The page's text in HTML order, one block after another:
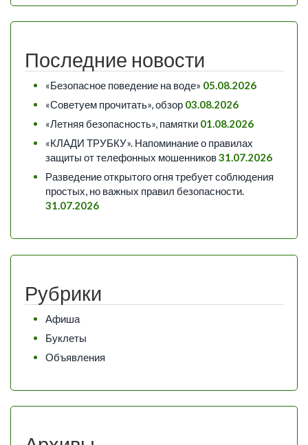
Последние новости
«Безопасное поведение на воде» 05.08.2026
«Советуем прочитать», обзор 03.08.2026
«Летняя безопасность», памятки 01.08.2026
«КЛАДИ ТРУБКУ». Напоминание о правилах
защиты от телефонных мошенников31.07.2026
Разведение открытого огня требует соблюдения
простых, но важных правил безопасности.
31.07.2026
Рубрики
Афиша
Буклеты
Объявления